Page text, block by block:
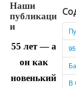
В
Наши
публикаци
и
55 лет — а
он как
новенький